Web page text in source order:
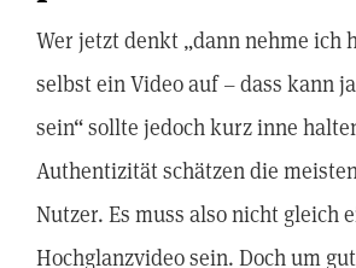
Wer jetzt denkt „dann nehme ich
selbst ein Video auf – dass kann
sein“ sollte jedoch kurz inne
Authentizität schätzen die
Nutzer. Es muss also nicht gleich
Hochglanzvideo sein. Doch um